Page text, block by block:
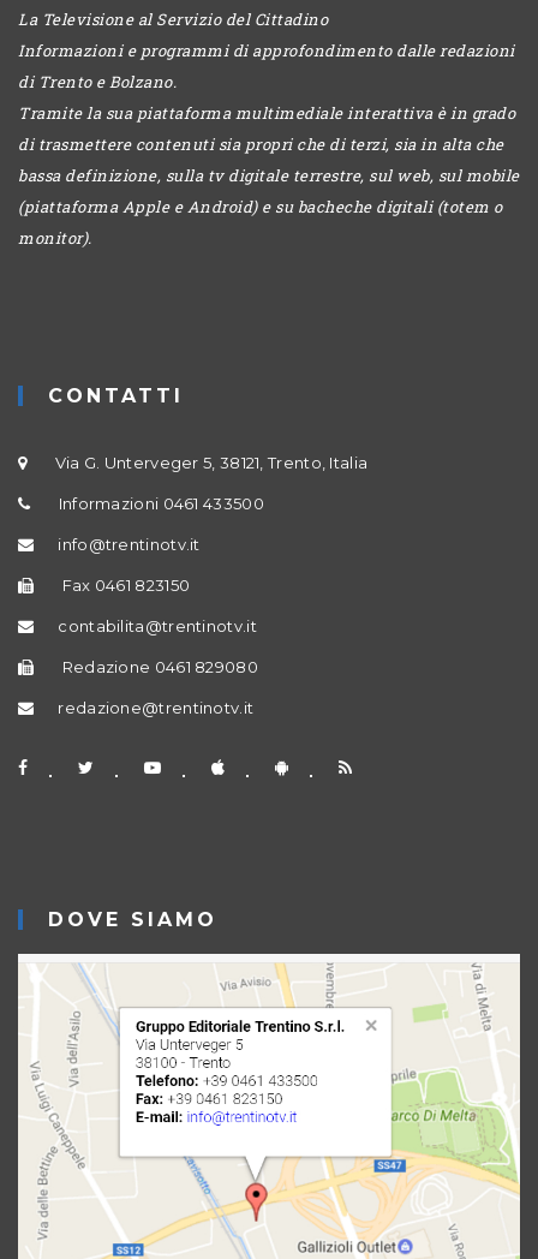
La Televisione al Servizio del Cittadino
Informazioni e programmi di approfondimento dalle redazioni
di Trento e Bolzano.
Tramite la sua piattaforma multimediale interattiva è in grado
di trasmettere contenuti sia propri che di terzi, sia in alta che
bassa definizione, sulla tv digitale terrestre, sul web, sul mobile
(piattaforma Apple e Android) e su bacheche digitali (totem o
monitor).
CONTATTI
Via G. Unterveger 5, 38121, Trento, Italia
Informazioni 0461 433500
info@trentinotv.it
Fax 0461 823150
contabilita@trentinotv.it
Redazione 0461 829080
redazione@trentinotv.it
DOVE SIAMO